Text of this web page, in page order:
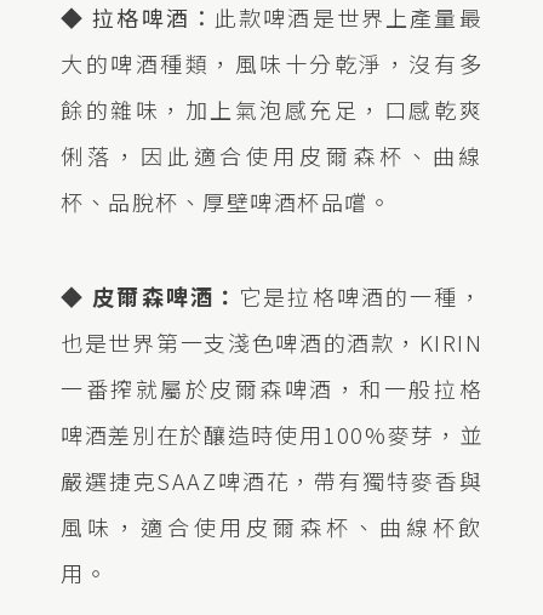
◆ 拉格啤酒： 此款啤酒是世界上產量最
大的啤酒種類，風味十分乾淨，沒有多
餘的雜味，加上氣泡感充足，口感乾爽
俐落，因此適合使用皮爾森杯、曲線
杯、品脫杯、厚壁啤酒杯品嚐。
◆ 皮爾森啤酒： 它是拉格啤酒的一種，
也是世界第一支淺色啤酒的酒款，KIRIN
一番搾就屬於皮爾森啤酒，和一般拉格
啤酒差別在於釀造時使用100%麥芽，並
嚴選捷克SAAZ啤酒花，帶有獨特麥香與
風味，適合使用皮爾森杯、曲線杯飲
用。